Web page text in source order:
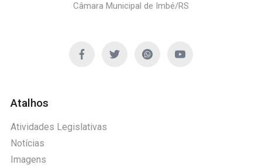
Câmara Municipal de Imbé/RS
Atalhos
Atividades Legislativas
Notícias
Imagens